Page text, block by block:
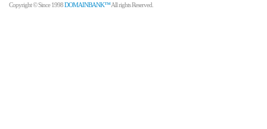
Copyright © Since 1998DOMAINBANK™All rights Reserved.